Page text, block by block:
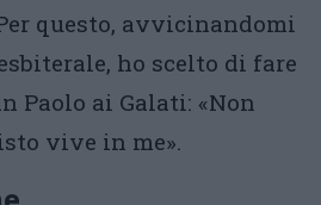
questo, avvicinandomi
ho scelto di fare
Paolo ai Galati: «Non
vive in me».